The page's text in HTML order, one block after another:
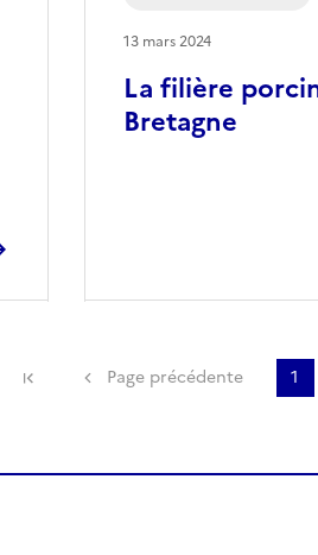
La filière
Bretagne
13 mars 2024
Première page
Page précédente 1